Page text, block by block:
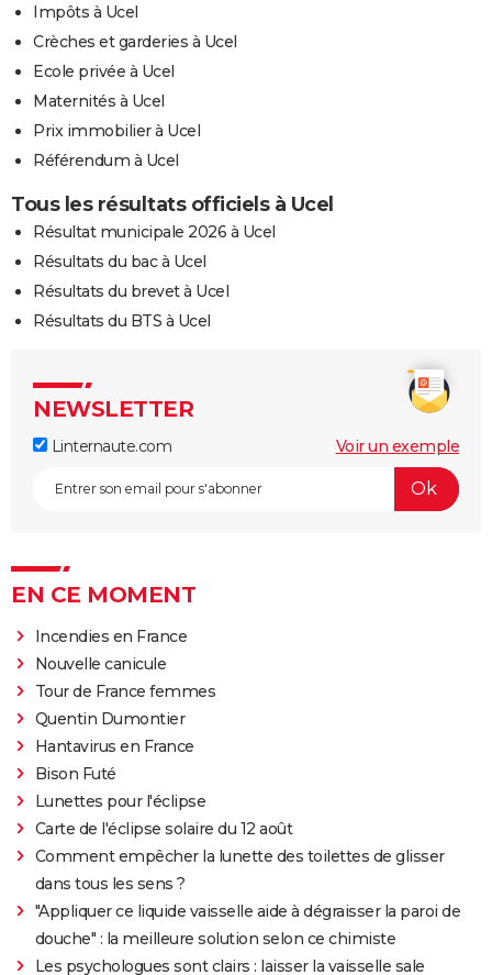
Impôts à Ucel
Crèches et garderies à Ucel
Ecole privée à Ucel
Maternités à Ucel
Prix immobilier à Ucel
Référendum à Ucel
Tous les résultats officiels à Ucel
Résultat municipale 2026 à Ucel
Résultats du bac à Ucel
Résultats du brevet à Ucel
Résultats du BTS à Ucel
NEWSLETTER
Linternaute.com Voir un exemple
EN CE MOMENT
Incendies en France
Nouvelle canicule
Tour de France femmes
Quentin Dumontier
Hantavirus en France
Bison Futé
Lunettes pour l'éclipse
Carte de l'éclipse solaire du 12 août
Comment empêcher la lunette des toilettes de glisser
dans tous les sens ?
"Appliquer ce liquide vaisselle aide à dégraisser la paroi de
douche" : la meilleure solution selon ce chimiste
Les psychologues sont clairs : laisser la vaisselle sale